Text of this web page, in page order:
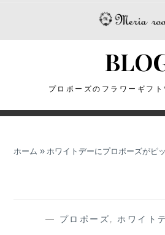
ス
プロポーズのフラワーギフ
ホーム »ホワイトデーにプロポーズがピ
— プロポーズ, ホワイト